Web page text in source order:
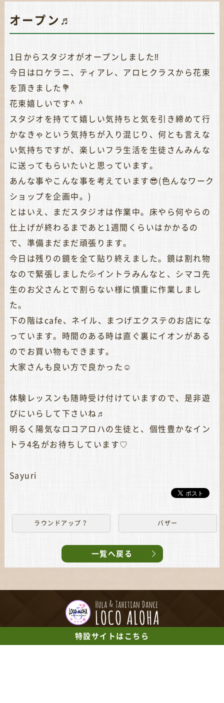
オープン♬
1日からスタジオがオープンしました‼︎
今日はロケラニ、ティアレ、アロヒクラスから花束
を頂きました💐
花束嬉しいです^ ^
スタジオを持てて嬉しい気持ちと気を引き締めて行
かなきゃという気持ちが入り混じり、何とも言えな
い気持ちですが、楽しいフラ生活を生徒さんみんな
に送ってもらいたいと思っています。
あんな事やこんな事を考えています😎(色んなワーク
ショップを企画中。)
とはいえ、まだスタジオは作業中。床やら何やらの
仕上げが終わるまであと1週間くらいはかかるの
で、準備まだまだ頑張ります。
今日は残りの鏡を全て貼り終えました。鏡は割れ物
なので緊張しました💦イントラみんなと、シマコ先
生のお父さんとで割らない様に慎重に作業しまし
た。
下の階はcafe、ネイル、まつげエクステのお店にな
っています。時間のある時は直ぐ裏にイオンがある
のでお買い物もできます。
大家さんも良い方で良かった☺️
体験レッスンも随時受け付けていますので、是非遊
びにいらして下さいね♬
明るく陽気なロコアロハの生徒と、個性豊かなイン
トラ4名がお待ちしています♡
Sayuri
ラウンドアップ？ バザー
一覧へ戻る
【TEL】090-9688-1212
特設サイトはこちら